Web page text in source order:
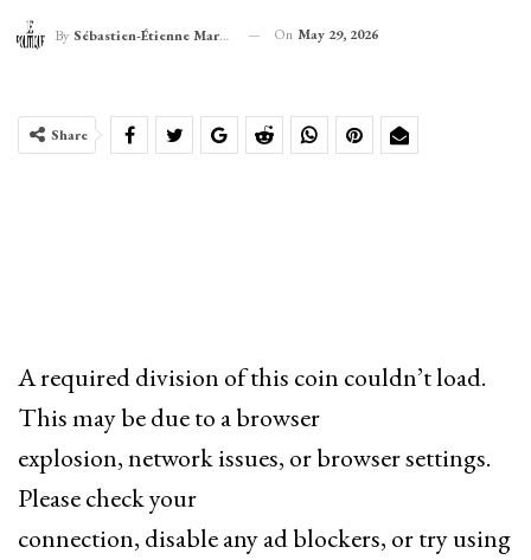
By Sébastien-Étienne Marechal On May 29, 2026
Share
A required division of this coin couldn’t load.
This may be due to a browser
explosion, network issues, or browser settings.
Please check your
connection, disable any ad blockers, or try using